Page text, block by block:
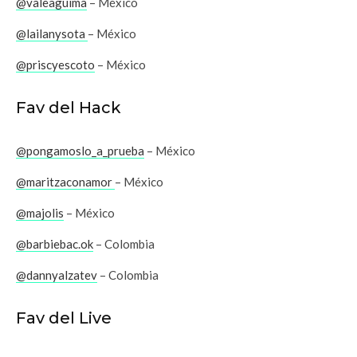
@lailanysota – México
@priscyescoto – México
Fav del Hack
@pongamoslo_a_prueba – México
@maritzaconamor – México
@majolis – México
@barbiebac.ok – Colombia
@dannyalzatev – Colombia
Fav del Live